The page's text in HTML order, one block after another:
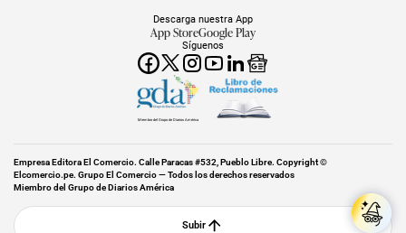
Síguenos
Descarga nuestra App
App StoreGoogle Play
Miembro del Grupo de Diarios América
Empresa Editora El Comercio. Calle Paracas #532, Pueblo Libre. Copyright ©
Elcomercio.pe. Grupo El Comercio — Todos los derechos reservados
Miembro del Grupo de Diarios América
Subir